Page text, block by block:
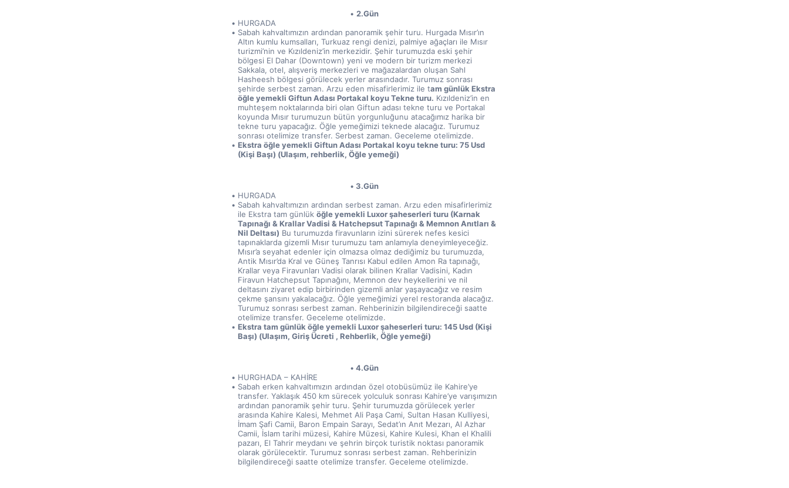
2.Gün
HURGADA
Sabah kahvaltımızın ardından panoramik şehir turu. Hurgada Mısır’ın
Altın kumlu kumsalları, Turkuaz rengi denizi, palmiye ağaçları ile Mısır
turizmi’nin ve Kızıldeniz’in merkezidir. Şehir turumuzda eski şehir
bölgesi El Dahar (Downtown) yeni ve modern bir turizm merkezi
Sakkala, otel, alışveriş merkezleri ve mağazalardan oluşan Sahl
Hasheesh bölgesi görülecek yerler arasındadır. Turumuz sonrası
şehirde serbest zaman. Arzu eden misafirlerimiz ile tam günlük Ekstra
öğle yemekli Giftun Adası Portakal koyu Tekne turu. Kızıldeniz’in en
muhteşem noktalarında biri olan Giftun adası tekne turu ve Portakal
koyunda Mısır turumuzun bütün yorgunluğunu atacağımız harika bir
tekne turu yapacağız. Öğle yemeğimizi teknede alacağız. Turumuz
sonrası otelimize transfer. Serbest zaman. Geceleme otelimizde.
Ekstra öğle yemekli Giftun Adası Portakal koyu tekne turu: 75 Usd
(Kişi Başı) (Ulaşım, rehberlik, Öğle yemeği)
3.Gün
HURGADA
Sabah kahvaltımızın ardından serbest zaman. Arzu eden misafirlerimiz
ile Ekstra tam günlük öğle yemekli Luxor şaheserleri turu (Karnak
Tapınağı & Krallar Vadisi & Hatchepsut Tapınağı & Memnon Anıtları &
Nil Deltası) Bu turumuzda firavunların izini sürerek nefes kesici
tapınaklarda gizemli Mısır turumuzu tam anlamıyla deneyimleyeceğiz.
Mısır’a seyahat edenler için olmazsa olmaz dediğimiz bu turumuzda,
Antik Mısır’da Kral ve Güneş Tanrısı Kabul edilen Amon Ra tapınağı,
Krallar veya Firavunları Vadisi olarak bilinen Krallar Vadisini, Kadın
Firavun Hatchepsut Tapınağını, Memnon dev heykellerini ve nil
deltasını ziyaret edip birbirinden gizemli anlar yaşayacağız ve resim
çekme şansını yakalacağız. Öğle yemeğimizi yerel restoranda alacağız.
Turumuz sonrası serbest zaman. Rehberinizin bilgilendireceği saatte
otelimize transfer. Geceleme otelimizde.
Ekstra tam günlük öğle yemekli Luxor şaheserleri turu: 145 Usd (Kişi
Başı) (Ulaşım, Giriş Ücreti , Rehberlik, Öğle yemeği)
4.Gün
HURGHADA – KAHİRE
Sabah erken kahvaltımızın ardından özel otobüsümüz ile Kahire’ye
transfer. Yaklaşık 450 km sürecek yolculuk sonrası Kahire’ye varışımızın
ardından panoramik şehir turu. Şehir turumuzda görülecek yerler
arasında Kahire Kalesi, Mehmet Ali Paşa Cami, Sultan Hasan Kulliyesi,
İmam Şafi Camii, Baron Empain Sarayı, Sedat’ın Anıt Mezarı, Al Azhar
Camii, İslam tarihi müzesi, Kahire Müzesi, Kahire Kulesi, Khan el Khalili
pazarı, El Tahrir meydanı ve şehrin birçok turistik noktası panoramik
olarak görülecektir. Turumuz sonrası serbest zaman. Rehberinizin
bilgilendireceği saatte otelimize transfer. Geceleme otelimizde.